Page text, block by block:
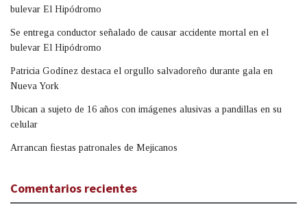
bulevar El Hipódromo
Se entrega conductor señalado de causar accidente mortal en el
bulevar El Hipódromo
Patricia Godínez destaca el orgullo salvadoreño durante gala en
Nueva York
Ubican a sujeto de 16 años con imágenes alusivas a pandillas en su
celular
Arrancan fiestas patronales de Mejicanos
Comentarios recientes